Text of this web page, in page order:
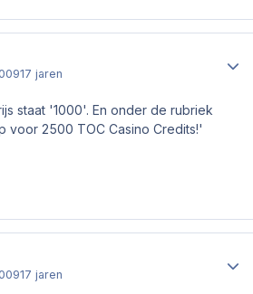
17 jaren
staat '1000'. En onder de rubriek
voor 2500 TOC Casino Credits!'
17 jaren